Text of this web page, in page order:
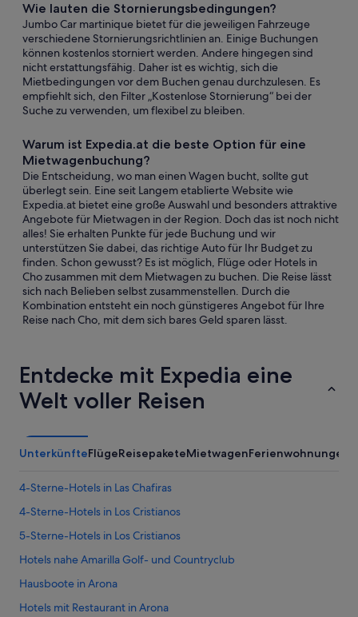
Wie lauten die Stornierungsbedingungen?
Jumbo Car martinique bietet für die jeweiligen Fahrzeuge
verschiedene Stornierungsrichtlinien an. Einige Buchungen
können kostenlos storniert werden. Andere hingegen sind
nicht erstattungsfähig. Daher ist es wichtig, sich die
Mietbedingungen vor dem Buchen genau durchzulesen. Es
empfiehlt sich, den Filter „Kostenlose Stornierung“ bei der
Suche zu verwenden, um flexibel zu bleiben.
Warum ist Expedia.at die beste Option für eine
Mietwagenbuchung?
Die Entscheidung, wo man einen Wagen bucht, sollte gut
überlegt sein. Eine seit Langem etablierte Website wie
Expedia.at bietet eine große Auswahl und besonders attraktive
Angebote für Mietwagen in der Region. Doch das ist noch nicht
alles! Sie erhalten Punkte für jede Buchung und wir
unterstützen Sie dabei, das richtige Auto für Ihr Budget zu
finden. Schon gewusst? Es ist möglich, Flüge oder Hotels in
Cho zusammen mit dem Mietwagen zu buchen. Die Reise lässt
sich nach Belieben selbst zusammenstellen. Durch die
Kombination entsteht ein noch günstigeres Angebot für Ihre
Reise nach Cho, mit dem sich bares Geld sparen lässt.
Entdecke mit Expedia eine
Welt voller Reisen
UnterkünfteFlügeReisepaketeMietwagenFerienwohnungen
4-Sterne-Hotels in Las Chafiras
4-Sterne-Hotels in Los Cristianos
5-Sterne-Hotels in Los Cristianos
Hotels nahe Amarilla Golf- und Countryclub
Hausboote in Arona
Hotels mit Restaurant in Arona